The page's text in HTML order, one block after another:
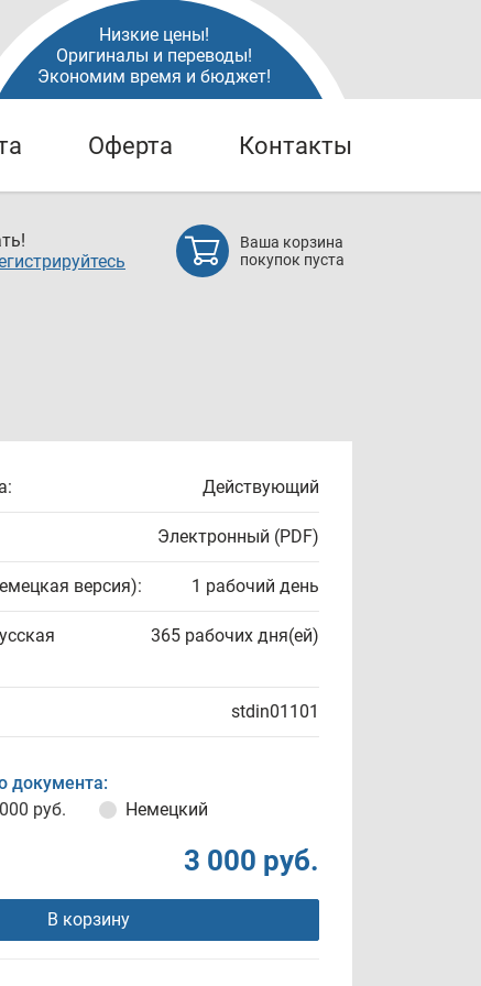
Низкие цены!
Оригиналы и переводы!
Экономим время и бюджет!
Оферта Контакты
Ваша корзина
покупок пуста
Действующий
Электронный (PDF)
версия): 1 рабочий день
365 рабочих дня(ей)
stdin01101
документа:
руб. Немецкий
3 000 руб.
В корзину